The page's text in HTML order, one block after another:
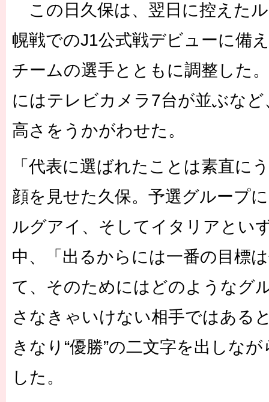
この日久保は、翌日に控えた
幌戦でのJ1公式戦デビューに備
チームの選手とともに調整した
にはテレビカメラ7台が並ぶな
高さをうかがわせた。
「代表に選ばれたことは素直に
顔を見せた久保。予選グループ
ルグアイ、そしてイタリアとい
中、「出るからには一番の目標
て、そのためにはどのようなグ
さなきゃいけない相手ではある
きなり“優勝”の二文字を出しな
した。